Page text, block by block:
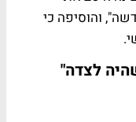
והוסיפה כי
לצדה"